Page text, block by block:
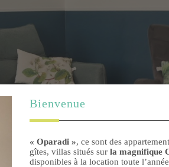
Bienvenue
« Oparadi », ce sont des
gîtes, villas situés sur la magnifique
disponibles à la location toute